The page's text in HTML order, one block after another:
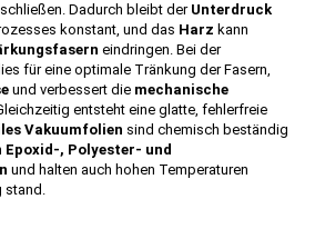
Dadurch bleibt der Unterdruck
konstant, und das Harz kann
eindringen. Bei der
für eine optimale Tränkung der Fasern,
und verbessert die mechanische
entsteht eine glatte, fehlerfreie
Vakuumfolien sind chemisch beständig
Epoxid-, Polyester- und
und halten auch hohen Temperaturen
stand.